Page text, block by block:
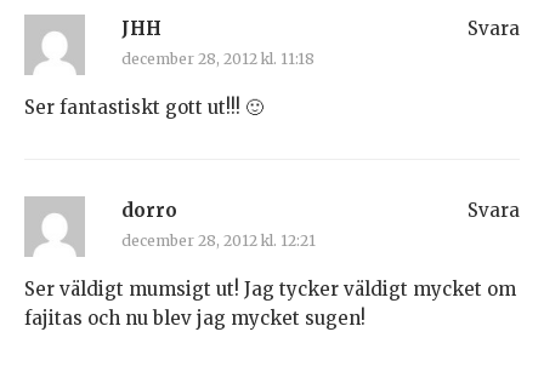
JHH
december 28, 2012 kl. 11:18
Ser fantastiskt gott ut!!! 🙂
Svara
dorro
december 28, 2012 kl. 12:21
Ser väldigt mumsigt ut! Jag tycker väldigt mycket om
fajitas och nu blev jag mycket sugen!
Svara